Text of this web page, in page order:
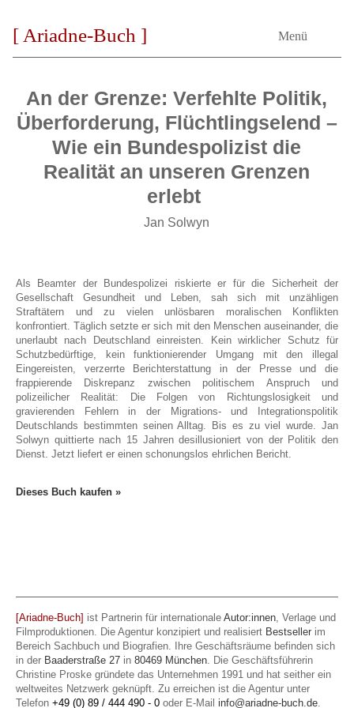
Menü
[ Ariadne-Buch ]
An der Grenze: Verfehlte Politik,
Überforderung, Flüchtlingselend –
Wie ein Bundespolizist die
Realität an unseren Grenzen
erlebt
Jan Solwyn
Als Beamter der Bundespolizei riskierte er für die Sicherheit der
Gesellschaft Gesundheit und Leben, sah sich mit unzähligen
Straftätern und zu vielen unlösbaren moralischen Konflikten
konfrontiert. Täglich setzte er sich mit den Menschen auseinander, die
unerlaubt nach Deutschland einreisten. Kein wirklicher Schutz für
Schutzbedürftige, kein funktionierender Umgang mit den illegal
Eingereisten, verzerrte Berichterstattung in der Presse und die
frappierende Diskrepanz zwischen politischem Anspruch und
polizeilicher Realität: Die Folgen von Richtungslosigkeit und
gravierenden Fehlern in der Migrations- und Integrationspolitik
Deutschlands bestimmten seinen Alltag. Bis es zu viel wurde. Jan
Solwyn quittierte nach 15 Jahren desillusioniert von der Politik den
Dienst. Jetzt liefert er einen schonungslos ehrlichen Bericht.
Dieses Buch kaufen »
[Ariadne-Buch] ist Partnerin für internationale Autor:innen, Verlage und
Filmproduktionen. Die Agentur konzipiert und realisiert Bestseller im
Bereich Sachbuch und Biografien. Ihre Geschäftsräume befinden sich
in der Baaderstraße 27 in 80469 München. Die Geschäftsführerin
Christine Proske gründete das Unternehmen 1991 und hat seither ein
weltweites Netzwerk geknüpft. Zu erreichen ist die Agentur unter
Telefon +49 (0) 89 / 444 490 - 0 oder E-Mail info@ariadne-buch.de.